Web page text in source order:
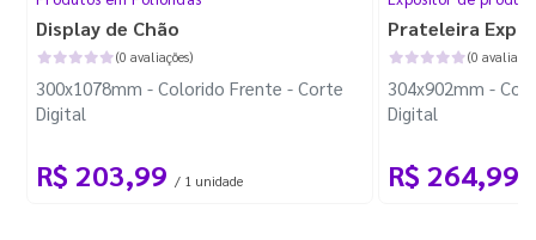
Display de Chão
(0 avaliações)
300x1078mm - Colorido Frente - Corte
Digital
R$ 203,99 / 1 unidade
Prateleira
(0
304x902mm -
Digital
R$ 264,99